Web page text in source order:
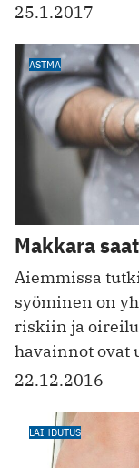
25.1.2017
ASTMA
Makkara
Aiemmissa
syöminen on
riskiin ja
havainnot ovat
22.12.2016
LAIHDUTUS